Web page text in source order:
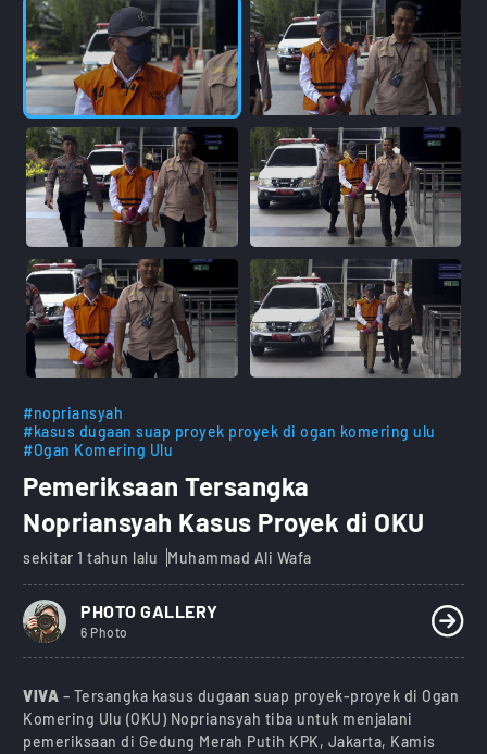
#nopriansyah
#kasus dugaan suap proyek proyek di ogan komering ulu
#Ogan Komering Ulu
Pemeriksaan Tersangka
Nopriansyah Kasus Proyek di OKU
sekitar 1 tahun lalu Muhammad Ali Wafa
PHOTO GALLERY
6 Photo
VIVA – Tersangka kasus dugaan suap proyek-proyek di Ogan
Komering Ulu (OKU) Nopriansyah tiba untuk menjalani
pemeriksaan di Gedung Merah Putih KPK, Jakarta, Kamis